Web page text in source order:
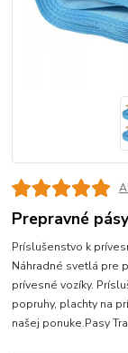
Prepravné
Príslušenstvo k
Náhradné svetlá pre
prívesné vozíky.
popruhy, plachty na
našej ponuke.Pasy